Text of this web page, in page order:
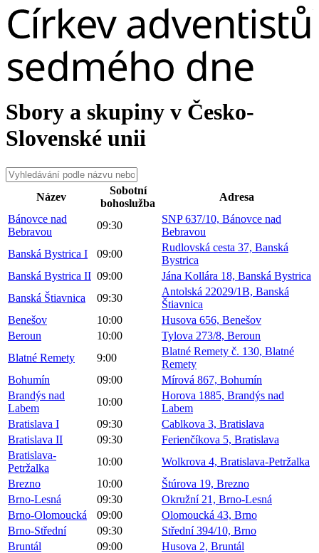
Sbory a skupiny v Česko-
Slovenské unii
Název
Sobotní
bohoslužba
Adresa
Bánovce nad
Bebravou
09:30
SNP 637/10, Bánovce nad
Bebravou
Banská Bystrica I
09:00
Rudlovská cesta 37, Banská
Bystrica
Banská Bystrica II 09:00
Jána Kollára 18, Banská Bystrica
Banská Štiavnica
09:30
Antolská 22029/1B, Banská
Štiavnica
Benešov
10:00
Husova 656, Benešov
Beroun
10:00
Tylova 273/8, Beroun
Blatné Remety
9:00
Blatné Remety č. 130, Blatné
Remety
Bohumín
09:00
Mírová 867, Bohumín
Brandýs nad
Labem
10:00
Horova 1885, Brandýs nad
Labem
Bratislava I
09:30
Cablkova 3, Bratislava
Bratislava II
09:30
Ferienčíkova 5, Bratislava
Bratislava-
Petržalka
10:00
Wolkrova 4, Bratislava-Petržalka
Brezno
10:00
Štúrova 19, Brezno
Brno-Lesná
09:30
Okružní 21, Brno-Lesná
Brno-Olomoucká
09:00
Olomoucká 43, Brno
Brno-Střední
09:30
Střední 394/10, Brno
Bruntál
09:00
Husova 2, Bruntál